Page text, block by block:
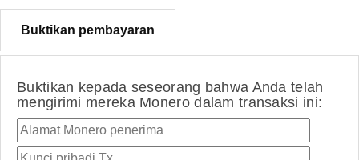
Buktikan pembayaran
Buktikan kepada seseorang bahwa Anda telah
mengirimi mereka Monero dalam transaksi ini: